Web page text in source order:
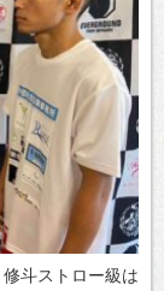
斗ストロー級は